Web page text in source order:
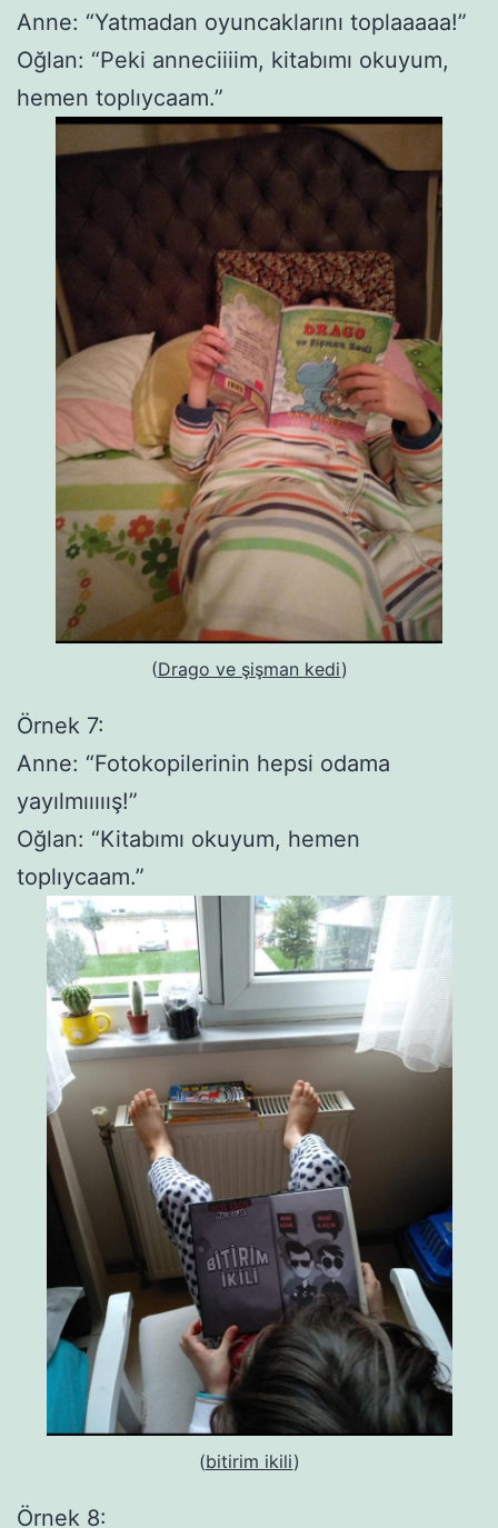
Anne: “Yatmadan oyuncaklarını toplaaaaa!”
Oğlan: “Peki anneciiiim, kitabımı okuyum,
hemen toplıycaam.”
(Drago ve şişman kedi)
Örnek 7:
Anne: “Fotokopilerinin hepsi odama
yayılmııııış!”
Oğlan: “Kitabımı okuyum, hemen
toplıycaam.”
(bitirim ikili)
Örnek 8: